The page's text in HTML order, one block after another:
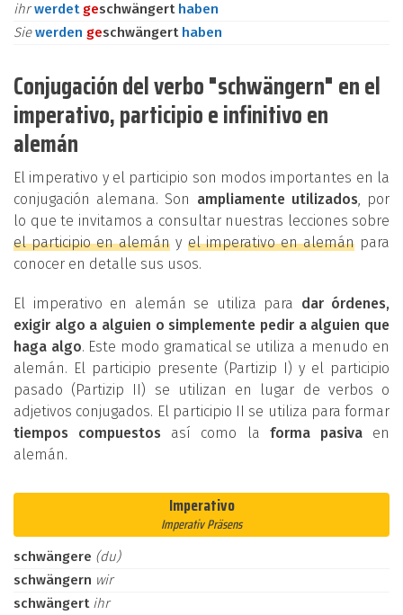
ihrwerdet geschwängert haben
Siewerden geschwängert haben
Conjugación del verbo "schwängern" en el
imperativo, participio e infinitivo en
alemán
El imperativo y el participio son modos importantes en la
conjugación alemana. Son ampliamente utilizados, por
lo que te invitamos a consultar nuestras lecciones sobre
el participio en alemán y el imperativo en alemánpara
conocer en detalle sus usos.
El imperativo en alemán se utiliza para dar órdenes,
exigir algo a alguien o simplemente pedir a alguien que
haga algo. Este modo gramatical se utiliza a menudo en
alemán. El participio presente (Partizip I) y el participio
pasado (Partizip II) se utilizan en lugar de verbos o
adjetivos conjugados. El participio II se utiliza para formar
tiempos compuestos así como la forma pasivaen
alemán.
Imperativo
Imperativ Präsens
schwängere (du)
schwängern wir
schwängert ihr